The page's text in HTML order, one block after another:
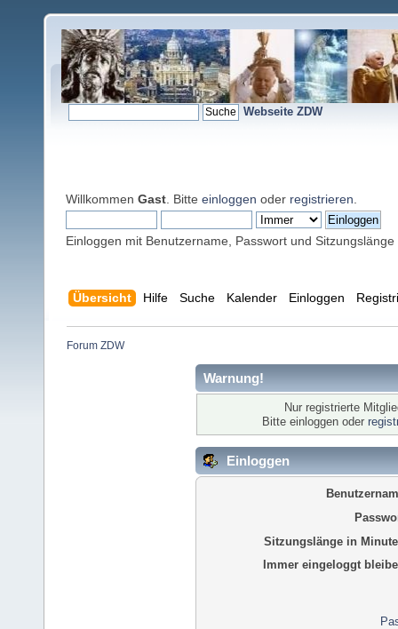
Webseite ZDW
Willkommen Gast . Bitte einloggen oder registrieren
Einloggen mit Benutzername, Passwort und Sitzungslänge
Übersicht Hilfe Suche Kalender Einloggen
Forum ZDW
Warnung!
Nur registrierte
Bitte einloggen oder
Einloggen
Sitzungslänge in
Immer eingeloggt